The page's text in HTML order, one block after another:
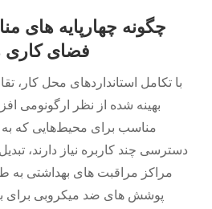
چگونه چهارپایه های
فضای کاری
با تکامل استانداردهای محل کار،
بهینه شده از نظر ارگونومی
مناسب برای محیط‌هایی که
دسترسی چند کاربره نیاز دارند،
مراکز مراقبت های بهداشتی به
پوشش های ضد میکروبی برای